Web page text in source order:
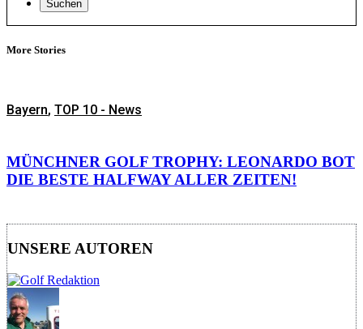
More Stories
Bayern, TOP 10 - News
MÜNCHNER GOLF TROPHY: LEONARDO BOT
DIE BESTE HALFWAY ALLER ZEITEN!
UNSERE AUTOREN